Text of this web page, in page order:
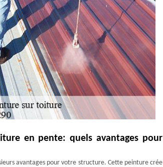
en pente: quels avantages pour
avantages pour votre structure. Cette peinture crée